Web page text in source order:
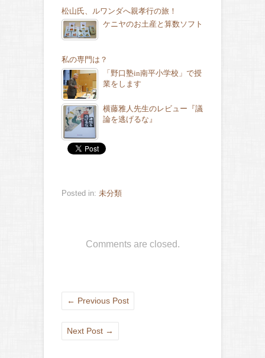
松山氏、ルワンダへ親孝行の旅！
ケニヤのお土産と算数ソフト
私の専門は？
「野口塾in南平小学校」で授
業をします
横藤雅人先生のレビュー『議
論を逃げるな』
Posted in: 未分類
Comments are closed.
← Previous Post
Next Post →